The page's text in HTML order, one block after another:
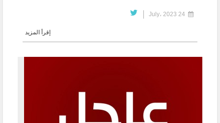
إقرأ المزيد